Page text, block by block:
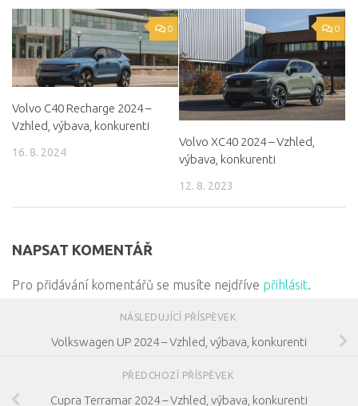
0
Volvo C40 Recharge 2024 –
Vzhled, výbava, konkurenti
16. 8. 2024
0
Volvo XC40 2024 – Vzhled,
výbava, konkurenti
12. 8. 2023
NAPSAT KOMENTÁŘ
Pro přidávání komentářů se musíte nejdříve přihlásit.
NÁSLEDUJÍCÍ PŘÍSPĚVEK
Volkswagen UP 2024 – Vzhled, výbava, konkurenti
PŘEDCHOZÍ PŘÍSPĚVEK
Cupra Terramar 2024 – Vzhled, výbava, konkurenti